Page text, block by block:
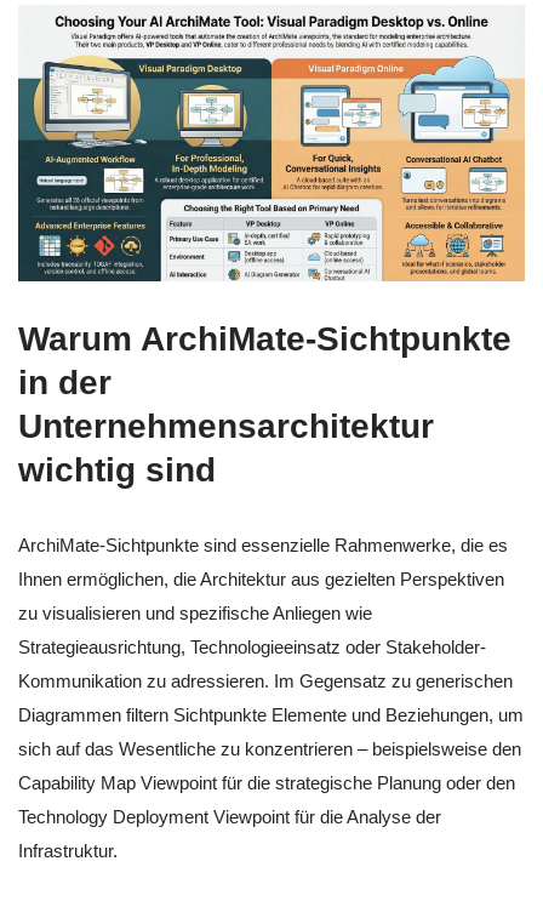
Warum ArchiMate-Sichtpunkte
in der
Unternehmensarchitektur
wichtig sind
ArchiMate-Sichtpunkte sind essenzielle Rahmenwerke, die es
Ihnen ermöglichen, die Architektur aus gezielten Perspektiven
zu visualisieren und spezifische Anliegen wie
Strategieausrichtung, Technologieeinsatz oder Stakeholder-
Kommunikation zu adressieren. Im Gegensatz zu generischen
Diagrammen filtern Sichtpunkte Elemente und Beziehungen, um
sich auf das Wesentliche zu konzentrieren – beispielsweise den
Capability Map Viewpoint für die strategische Planung oder den
Technology Deployment Viewpoint für die Analyse der
Infrastruktur.